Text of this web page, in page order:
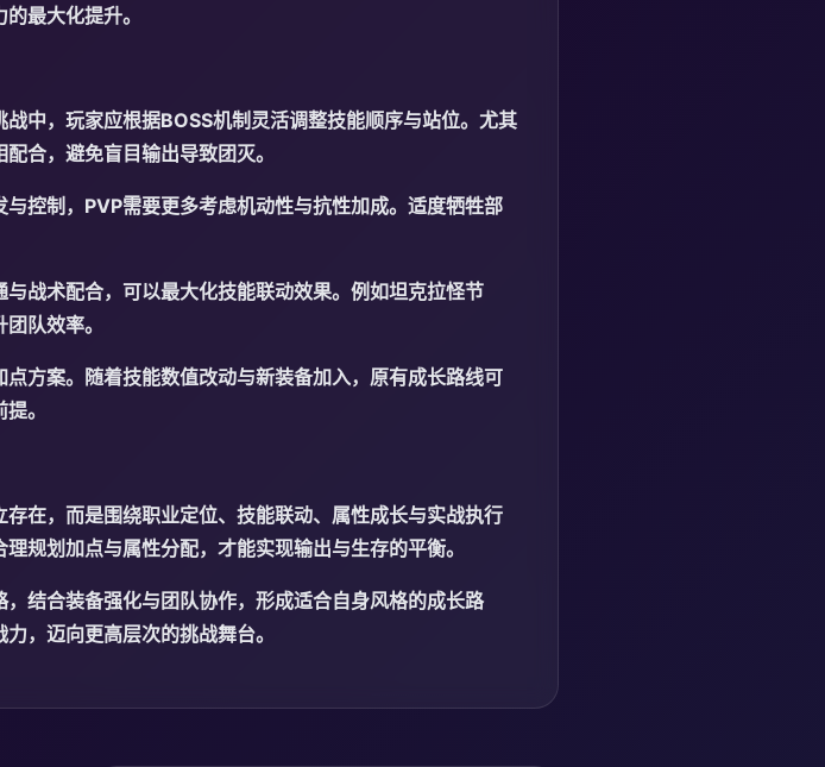
最大化提升。
中，玩家应根据BOSS机制灵活调整技能顺序与站位。尤其
合，避免盲目输出导致团灭。
控制，PVP需要更多考虑机动性与抗性加成。适度牺牲部
战术配合，可以最大化技能联动效果。例如坦克拉怪节
队效率。
方案。随着技能数值改动与新装备加入，原有成长路线可
。
在，而是围绕职业定位、技能联动、属性成长与实战执行
规划加点与属性分配，才能实现输出与生存的平衡。
结合装备强化与团队协作，形成适合自身风格的成长路
，迈向更高层次的挑战舞台。